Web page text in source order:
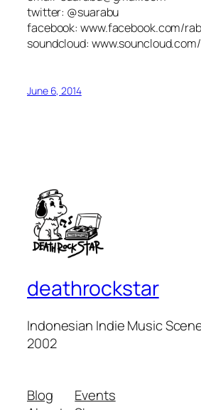
twitter: @suarabu
facebook: www.facebook.com/
soundcloud:
June 6, 2014
deathrockstar
Indonesian Indie Music
2002
Blog
Events